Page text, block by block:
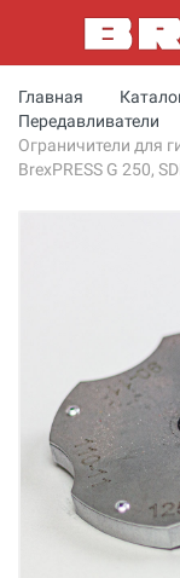
Главная
Передавливатели
Ограничители для
BrexPRESS G 250,